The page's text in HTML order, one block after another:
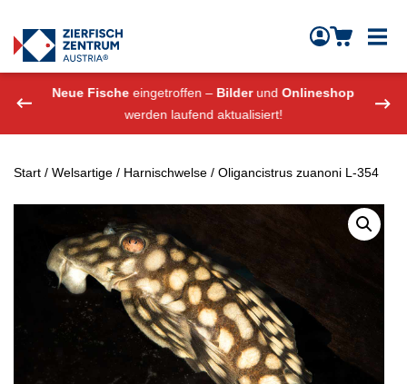
Zierfisch Aquarium Austria
Neue Fische eingetroffen – BilderundOnlineshop
werden laufend aktualisiert!
Start / Welsartige / Harnischwelse / Oligancistrus zuanoni L-354